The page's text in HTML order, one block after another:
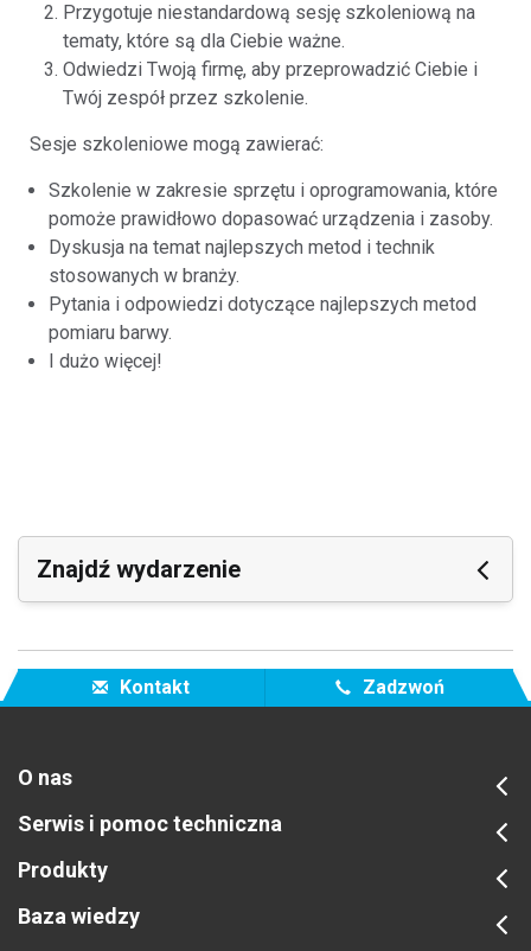
Przygotuje niestandardową sesję szkoleniową na
tematy, które są dla Ciebie ważne.
Odwiedzi Twoją firmę, aby przeprowadzić Ciebie i
Twój zespół przez szkolenie.
Sesje szkoleniowe mogą zawierać:
Szkolenie w zakresie sprzętu i oprogramowania, które
pomoże prawidłowo dopasować urządzenia i zasoby.
Dyskusja na temat najlepszych metod i technik
stosowanych w branży.
Pytania i odpowiedzi dotyczące najlepszych metod
pomiaru barwy.
I dużo więcej!
Znajdź wydarzenie
Kontakt Zadzwoń
O nas
Serwis i pomoc techniczna
Produkty
Baza wiedzy